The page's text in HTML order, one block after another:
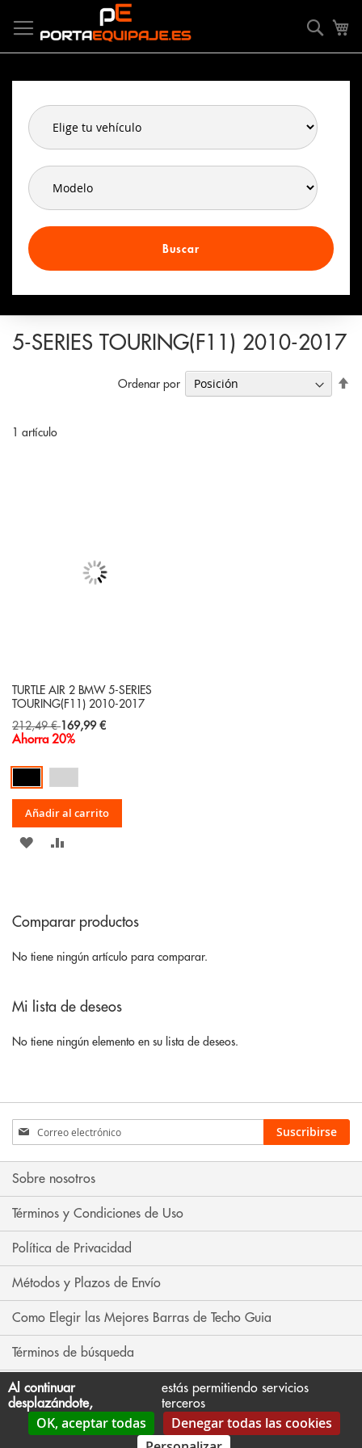
contenido
Buscar
5-SERIES TOURING(F11) 2010-2017
1 artículo
Ordenar por
TURTLE AIR 2 BMW 5-SERIES
TOURING(F11) 2010-2017
212,49 € Special
Price
169,99 €
Ahorra 20%
Añadir al carrito
AÑADIR
LISTA
DE
Comparar productos
No tiene ningún artículo para comparar.
Mi lista de deseos
No tiene ningún elemento en su lista de deseos.
Inscríbase
a
nuestro
boletín
noticias:
Suscribirse
Sobre nosotros
Términos y Condiciones de Uso
Política de Privacidad
Métodos y Plazos de Envío
Como Elegir las Mejores Barras de Techo Guia
Términos de búsqueda
Búsqueda avanzada
Contáctenos
Panel de gestión de cookies
Al continuar
desplazándote,
estás permitiendo servicios
terceros
OK, aceptar todas
Denegar todas las cookies